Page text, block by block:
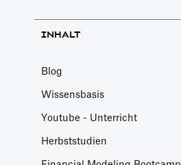
INHALT
Blog
Wissensbasis
Youtube - Unterricht
Herbststudien